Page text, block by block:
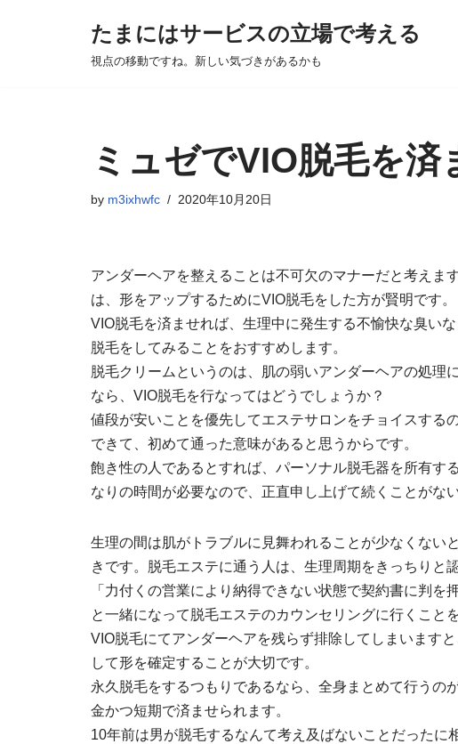
たまにはサービスの立場で考える
視点の移動ですね。新しい気づきがあるかも
ミュゼでVIO脱毛を済
by m3ixhwfc 2020年10月20日
アンダーヘアを整えることは不可欠のマナーだと考えま
は、形をアップするためにVIO脱毛をした方が賢明です。
VIO脱毛を済ませれば、生理中に発生する不愉快な臭い
脱毛をしてみることをおすすめします。
脱毛クリームというのは、肌の弱いアンダーヘアの処理
なら、VIO脱毛を行なってはどうでしょうか？
値段が安いことを優先してエステサロンをチョイスする
できて、初めて通った意味があると思うからです。
飽き性の人であるとすれば、パーソナル脱毛器を所有す
なりの時間が必要なので、正直申し上げて続くことがな
生理の間は肌がトラブルに見舞われることが少なくない
きです。脱毛エステに通う人は、生理周期をきっちりと
「力付くの営業により納得できない状態で契約書に判
と一緒になって脱毛エステのカウンセリングに行くこと
VIO脱毛にてアンダーヘアを残らず排除してしまいます
して形を確定することが大切です。
永久脱毛をするつもりであるなら、全身まとめて行うの
金かつ短期で済ませられます。
10年前は男が脱毛するなんて考え及ばないことだったに